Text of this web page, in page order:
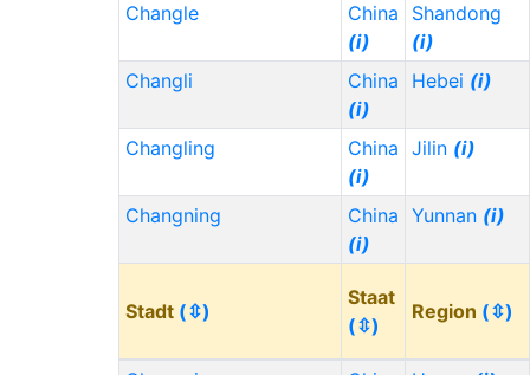
Changle
China
(i)
Shandong
(i)
Changli
China
(i)
Hebei (i)
Changling
China
(i)
Jilin (i)
Changning
China
(i)
Yunnan (i)
Stadt (⇳)
Staat
(⇳)
Region (⇳)